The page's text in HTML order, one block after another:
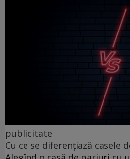
publicitate
Cu ce se diferențiază casele